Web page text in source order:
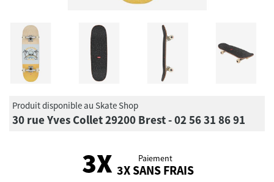
Produit disponible au Skate Shop
30 rue Yves Collet 29200 Brest - 02 56 31 86 91
Paiement
3X SANS FRAIS